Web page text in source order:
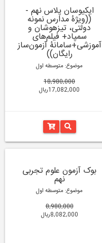
ایکیوسان پلاس نهم -
((ویژۀ مدارس نمونه
دولتی، تیزهوشان و
سمپاد+ فیلم‌های
آموزشی+سامانۀ آزمون‌ساز
رایگان))
موضوع: متوسطه اول
18,980,000
17,082,000ریال
بوک آزمون علوم تجربی
نهم
موضوع: متوسطه اول
8,980,000
8,082,000ریال